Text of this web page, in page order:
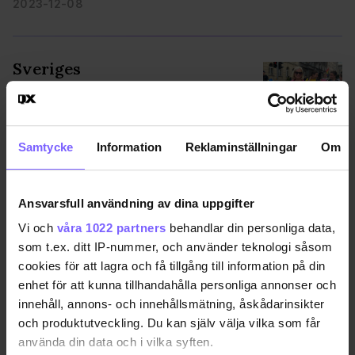
Samtycke Information Reklaminställningar Om
Ansvarsfull användning av dina uppgifter
Vi och våra 1022 partners behandlar din personliga data,
som t.ex. ditt IP-nummer, och använder teknologi såsom
cookies för att lagra och få tillgång till information på din
enhet för att kunna tillhandahålla personliga annonser och
innehåll, annons- och innehållsmätning, åskådarinsikter
och produktutveckling. Du kan själv välja vilka som får
använda din data och i vilka syften.
2023-12-08
Sveriges
jämställdhetsminister gick
med i polsk Prideparad
PRIDE •
I helgen var det Prideparad i polska Katowice
där Sveriges jämställdhetsminister Paulina Brandberg
talade och gick med.
2023-09-04
Regeringen vill kartlägga
hbtqi-personers utsatthet vid
våld i nära relationer
SAMHÄLLE •Efter att regeringen tidigare i veckan